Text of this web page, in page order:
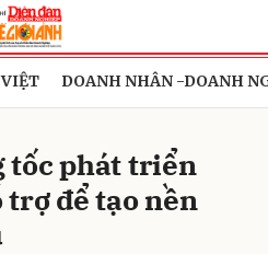
DOANH NHÂN -DOANH
tốc phát triển
để tạo nền